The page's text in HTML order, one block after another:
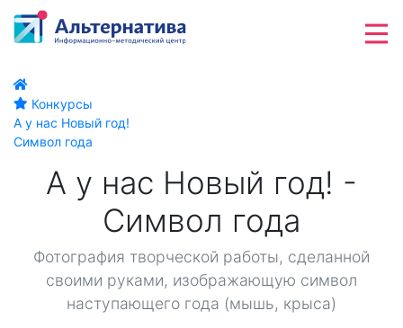
Конкурсы
А у нас Новый год!
Символ года
А у нас Новый год! -
Символ года
Фотография творческой работы, сделанной
своими руками, изображающую символ
наступающего года (мышь, крыса)